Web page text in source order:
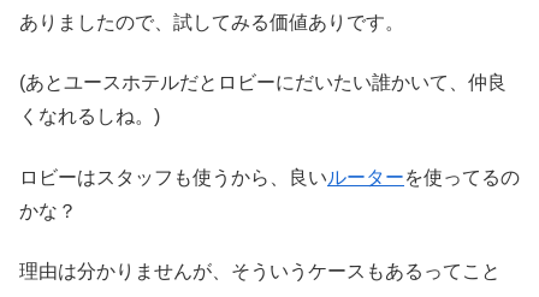
ありましたので、試してみる価値ありです。
(あとユースホテルだとロビーにだいたい誰かいて、仲良
くなれるしね。)
ロビーはスタッフも使うから、良いルーターを使ってるの
かな？
理由は分かりませんが、そういうケースもあるってこと